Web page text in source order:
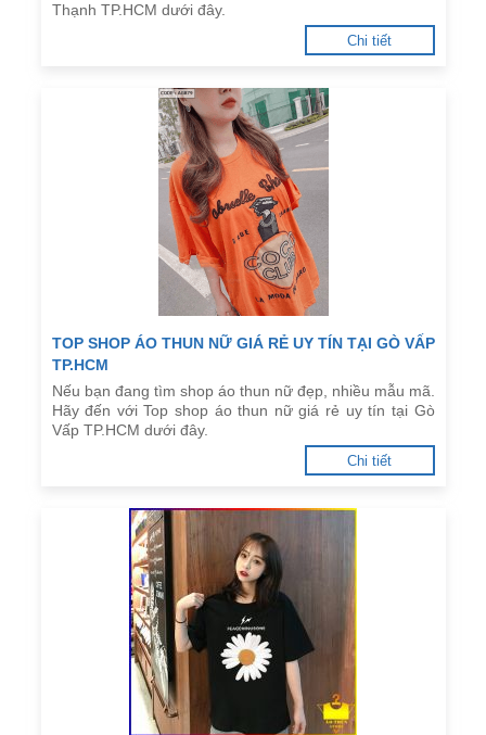
Thạnh TP.HCM dưới đây.
Chi tiết
TOP SHOP ÁO THUN NỮ GIÁ RẺ UY TÍN TẠI GÒ VẤP
TP.HCM
Nếu bạn đang tìm shop áo thun nữ đẹp, nhiều mẫu mã.
Hãy đến với Top shop áo thun nữ giá rẻ uy tín tại Gò
Vấp TP.HCM dưới đây.
Chi tiết